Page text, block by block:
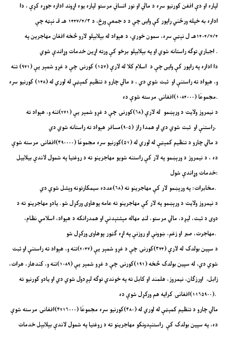
لپاره او دې افغن کورنیو سره د مالي او نور انساني مرستو لپاره یوه اړوند اداره جوړه کړې ، دا
اداره به خپله ورځني راپور کې وایی چې د د جمعې ورځ، د ۱۴۴۷/۴/۳ هـ قـ نېټه چې
۱۴۰۴/۷/۴هـ ل نېټې سره، سمون خوري، د هېواد له بېلابېلو لارو څخه افغان مهاجرین په
اجباري توګه راستانه شوي او په بېلابېلو برخو کې ورته اړین خدمات وړاندې شوي .
دا اداره په راپور کې وایی چې د اسلام کلا له لارې (۱۵۷) کورنۍ چې د غړو شمېر یې (۹۷۱) تنه
و، هېواد ته راستنې او ثبت شوي دي ، د مالي چارو د تنظیم کمېټې له لوري له (۱۴۸) کورنیو سره
مجموعًا (۱۰۸۴۰۰۰)افغانۍ مرسته شوې ده.
راستنې او ثبت شوي دي او همدا راز (۹۰۵)مسافر هېواد ته راستانه شوي دي.
د مالي چارو د تنظیم کمېټې له لوري له (۵۱)کورنیو سره مجموعًا (۳۹۰۰۰۰)افغانۍ مرسته شوې
ده ، د نیمروز د ورېښمو په لار کې راستنه شویو مهاجرینو ته د روغتیا په شمول لاندې بیلابیل
خدمات وړاندې شول:
مخابرات: په ورېښمو لار کې مهاجرینو ته (۶۸)عدده سیمکارتونه وېشل شوي دي.
د نیمروز ولایت د ورېښمو په لار کې مهاجرینو ته عامه پوهاوی ورکړل شو. یادو مهاجرینو ته د
دوی د ثبت، لیږد، مالي مرستو، لنډ مهاله مېشتېدنې او همدرانکه د هېواد، اسلامي نظام،
مهاجرت، صبر او زغم، ښوونې او روزنې په اړه ګټور پوهاوی ورکړل شو.
شوي دي، له سپین بولدک څخه (۱۹۱)کورنۍ چې د غړو شمېر یې (۱۰۸۹)تنه و، کندهار، هرات،
زابل، اورزګان، نیمروز، هلمند او کابل ته په خوندي توګه لېږدول شوي دي او یادو کورنیو ته
(۱۱۶۵۹۰۰)افغانۍ کرایه هم ورکړل شوې ده.
ده، په سپین بولدک کې راستنېدونکو مهاجرینو ته د روغتیا په شمول لاندې بېلابېل خدمات